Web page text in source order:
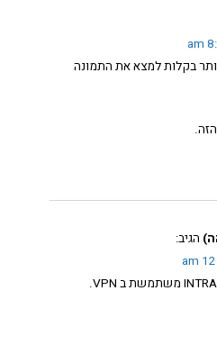
בקלות למצא את התמונה
הגיב: